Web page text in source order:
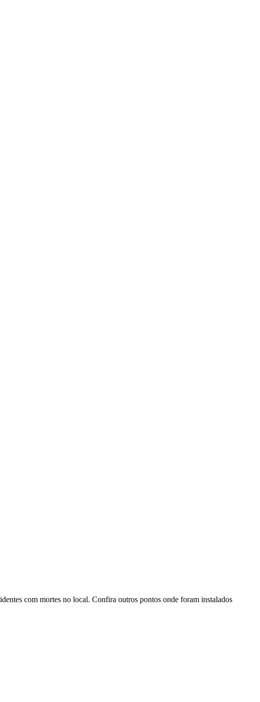
com mortes no local. Confira outros pontos onde foram instalados